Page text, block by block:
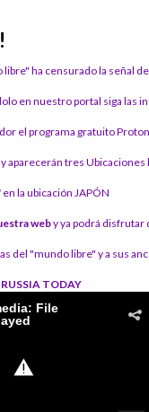
ha censurado la señal
en nuestro portal siga las
el programa gratuito
y aparecerán tres
en la ubicación JAPÓN
weby ya podrá disfrutar
del "mundo libre" y a sus
TODAY